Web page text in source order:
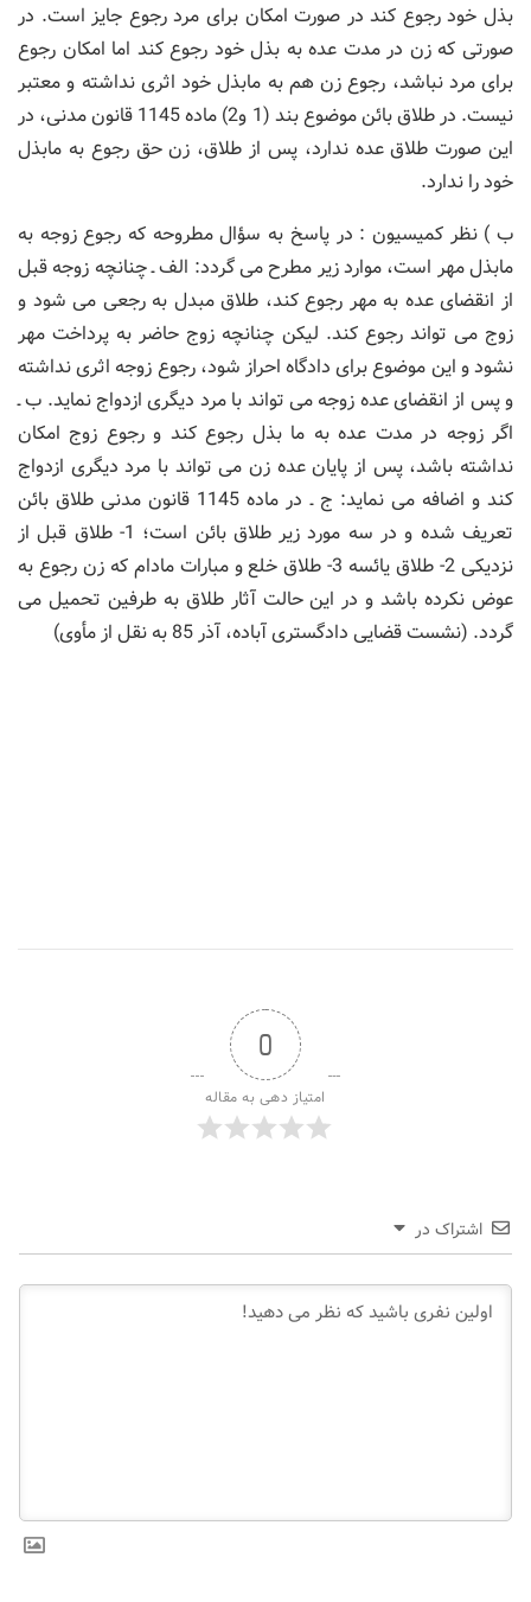
بذل خود رجوع کند در صورت امکان برای مرد رجوع جایز است. در
صورتی که زن در مدت عده به بذل خود رجوع کند اما امکان رجوع
برای مرد نباشد، رجوع زن هم به مابذل خود اثری نداشته و معتبر
نیست. در طلاق بائن موضوع بند (1 و2) ماده 1145 قانون مدنی، در
این صورت طلاق عده ندارد، پس از طلاق، زن حق رجوع به مابذل
خود را ندارد.
ب ) نظر کمیسیون : در پاسخ به سؤال مطروحه که رجوع زوجه به
مابذل مهر است، موارد زیر مطرح می گردد: الف ـ چنانچه زوجه قبل
از انقضای عده به مهر رجوع کند، طلاق مبدل به رجعی می شود و
زوج می تواند رجوع کند. لیکن چنانچه زوج حاضر به پرداخت مهر
نشود و این موضوع برای دادگاه احراز شود، رجوع زوجه اثری نداشته
و پس از انقضای عده زوجه می تواند با مرد دیگری ازدواج نماید. ب ـ
اگر زوجه در مدت عده به ما بذل رجوع کند و رجوع زوج امکان
نداشته باشد، پس از پایان عده زن می تواند با مرد دیگری ازدواج
کند و اضافه می نماید: ج ـ در ماده 1145 قانون مدنی طلاق بائن
تعریف شده و در سه مورد زیر طلاق بائن است؛ 1- طلاق قبل از
نزدیکی 2- طلاق یائسه 3- طلاق خلع و مبارات مادام که زن رجوع به
عوض نکرده باشد و در این حالت آثار طلاق به طرفین تحمیل می
گردد. (نشست قضایی دادگستری آباده، آذر 85 به نقل از مأوی)
0
امتیاز دهی به مقاله
اشتراک در